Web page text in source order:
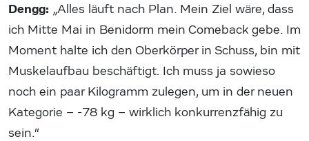
Dengg: „Alles läuft nach Plan. Mein Ziel wäre, dass
ich Mitte Mai in Benidorm mein Comeback gebe. Im
Moment halte ich den Oberkörper in Schuss, bin mit
Muskelaufbau beschäftigt. Ich muss ja sowieso
noch ein paar Kilogramm zulegen, um in der neuen
Kategorie – -78 kg – wirklich konkurrenzfähig zu
sein.“